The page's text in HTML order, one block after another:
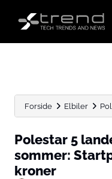
Forside Elbiler
Polestar 5
sommer:
kroner